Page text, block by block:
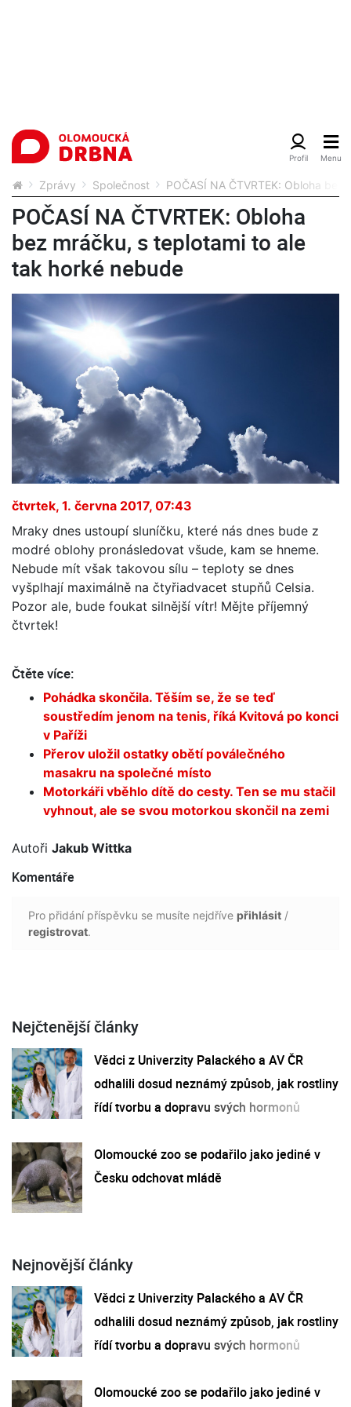
Zprávy Společnost POČASÍ NA ČTVRTEK: Obloha
POČASÍ NA ČTVRTEK: Obloha
bez mráčku, s teplotami to ale
tak horké nebude
čtvrtek, 1. června 2017, 07:43
Mraky dnes ustoupí sluníčku, které nás dnes bude z
modré oblohy pronásledovat všude, kam se hneme.
Nebude mít však takovou sílu – teploty se dnes
vyšplhají maximálně na čtyřiadvacet stupňů Celsia.
Pozor ale, bude foukat silnější vítr! Mějte příjemný
čtvrtek!
Čtěte více:
Pohádka skončila. Těším se, že se teď
soustředím jenom na tenis, říká Kvitová po konci
v Paříži
Přerov uložil ostatky obětí poválečného
masakru na společné místo
Motorkáři vběhlo dítě do cesty. Ten se mu stačil
vyhnout, ale se svou motorkou skončil na zemi
Autoři Jakub Wittka
Komentáře
Pro přidání příspěvku se musíte nejdříve přihlásit /
registrovat.
Nejčtenější články
Vědci z Univerzity Palackého a AV ČR
odhalili dosud neznámý způsob, jak rostliny
řídí tvorbu a dopravu svých hormonů
Olomoucké zoo se podařilo jako jediné v
Česku odchovat mládě
Nejnovější články
Vědci z Univerzity Palackého a AV ČR
odhalili dosud neznámý způsob, jak rostliny
řídí tvorbu a dopravu svých hormonů
Olomoucké zoo se podařilo jako jediné v